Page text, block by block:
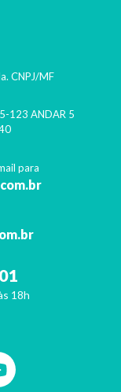
CNPJ/MF
123 ANDAR 5
para
18h